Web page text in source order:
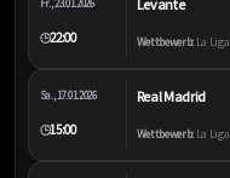
Fr., 23.01.2026
🕒22:00
Levante
Wettbewerb:La Liga
Sa., 17.01.2026
🕒15:00
Real Madrid
Wettbewerb:La Liga